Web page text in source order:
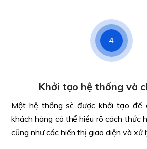
4
Khởi tạo hệ thống và
Một hệ thống sẽ được khởi tạo để
khách hàng có thể hiểu rõ cách thức
cũng như các hiển thị giao diện và xử